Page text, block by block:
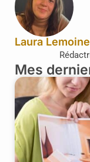
Laura Lemoine
Mes